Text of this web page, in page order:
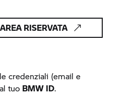
RISERVATA
credenziali (email e
tuo BMW ID.